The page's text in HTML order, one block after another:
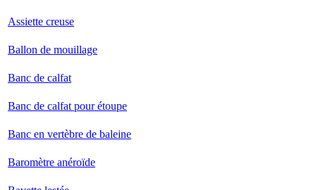
Assiette creuse
Ballon de mouillage
Banc de calfat
Banc de calfat pour étoupe
Banc en vertèbre de baleine
Baromètre anéroïde